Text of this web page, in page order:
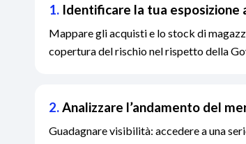
1. Identificare la tua esposizione
Mappare gli acquisti e lo stock di
copertura del rischio nel rispetto della
2.Analizzare l’andamento del
Guadagnare visibilità: accedere a una